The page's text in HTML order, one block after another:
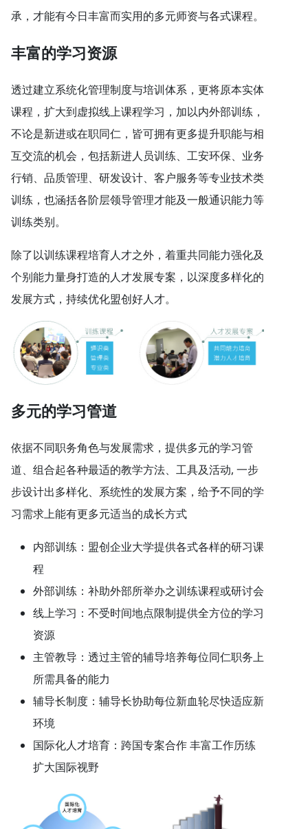
承，才能有今日丰富而实用的多元师资与各式课程。
丰富的学习资源
透过建立系统化管理制度与培训体系，更将原本实体
课程，扩大到虚拟线上课程学习，加以内外部训练，
不论是新进或在职同仁，皆可拥有更多提升职能与相
互交流的机会，包括新进人员训练、工安环保、业务
行销、品质管理、研发设计、客户服务等专业技术类
训练，也涵括各阶层领导管理才能及一般通识能力等
训练类别。
除了以训练课程培育人才之外，着重共同能力强化及
个别能力量身打造的人才发展专案，以深度多样化的
发展方式，持续优化盟创好人才。
多元的学习管道
依据不同职务角色与发展需求，提供多元的学习管
道、组合起各种最适的教学方法、工具及活动, 一步
步设计出多样化、系统性的发展方案，给予不同的学
习需求上能有更多元适当的成长方式
内部训练：盟创企业大学提供各式各样的研习课
程
外部训练：补助外部所举办之训练课程或研讨会
线上学习：不受时间地点限制提供全方位的学习
资源
主管教导：透过主管的辅导培养每位同仁职务上
所需具备的能力
辅导长制度：辅导长协助每位新血轮尽快适应新
环境
国际化人才培育：跨国专案合作 丰富工作历练
扩大国际视野